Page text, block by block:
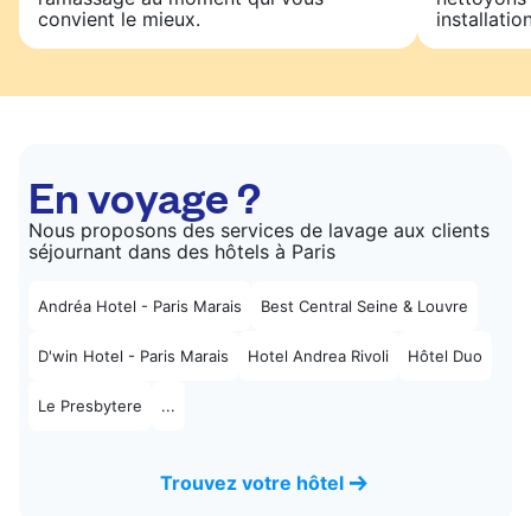
convient le mieux.
En voyage ?
Nous proposons des services de lavage aux clients
séjournant dans des hôtels à Paris
Andréa Hotel - Paris Marais Best Central Seine & Louvre
D'win Hotel - Paris Marais Hotel Andrea Rivoli Hôtel Duo
Le Presbytere ...
Trouvez votre hôtel